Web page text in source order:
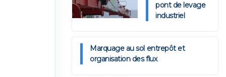
pont de levage
industriel
Marquage au sol entrepôt et
organisation des flux